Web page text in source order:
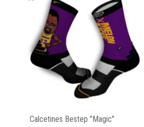
Calcetines Bestep "Magic"